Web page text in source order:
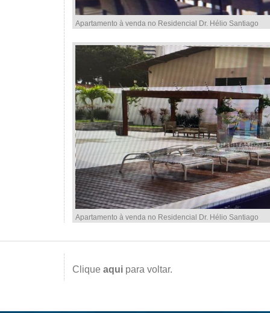
Apartamento à venda no Residencial Dr. Hélio Santiago
Apartamento à venda no Residencial Dr. Hélio Santiago
Clique aqui para voltar.